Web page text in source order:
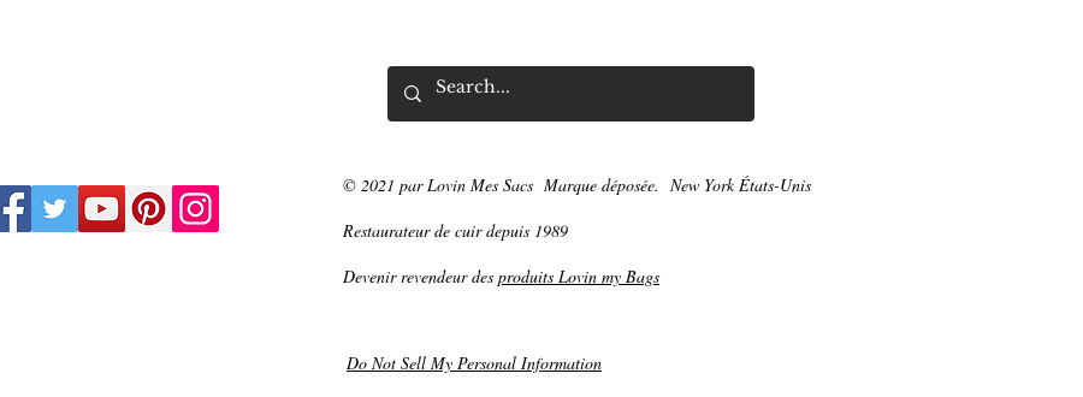
© 2021 par Lovin Mes Sacs Marque déposée. New York États-Unis
Restaurateur de cuir depuis 1989
Devenir revendeur des produits Lovin my Bags
Do Not Sell My Personal Information